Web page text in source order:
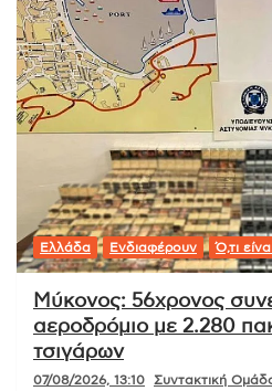
Ελλάδα Ενδιαφέρουν Ό,τι
Μύκονος: 56χρονος
αεροδρόμιο με 2.280
τσιγάρων
07/08/2026, 13:10 Συντακτική